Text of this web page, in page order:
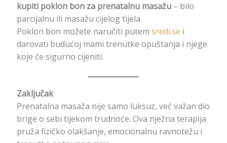
kupiti poklon bon za prenatalnu masažu– bilo
parcijalnu ili masažu cijelog tijela.
Poklon bon možete naručiti putem sredi.se i
darovati budućoj mami trenutke opuštanja i njege
koje će sigurno cijeniti.
Zaključak
Prenatalna masaža nije samo luksuz, već važan dio
brige o sebi tijekom trudnoće. Ova nježna terapija
pruža fizičko olakšanje, emocionalnu ravnotežu i